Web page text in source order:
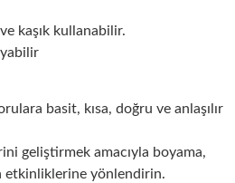
kaşık kullanabilir.
basit, kısa, doğru ve anlaşılır
geliştirmek amacıyla boyama,
etkinliklerine yönlendirin.